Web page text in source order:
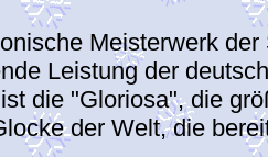
Meisterwerk
Leistung der
die "Gloriosa", die
der Welt, die